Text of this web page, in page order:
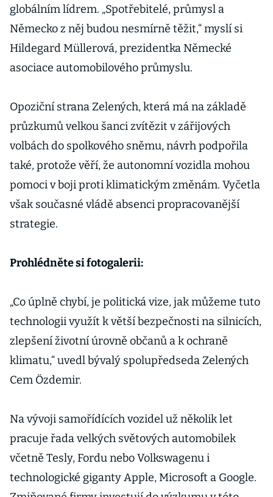
globálním lídrem. „Spotřebitelé, průmysl a
Německo z něj budou nesmírně těžit,“ myslí si
Hildegard Müllerová, prezidentka Německé
asociace automobilového průmyslu.
Opoziční strana Zelených, která má na základě
průzkumů velkou šanci zvítězit v zářijových
volbách do spolkového sněmu, návrh podpořila
také, protože věří, že autonomní vozidla mohou
pomoci v boji proti klimatickým změnám. Vyčetla
však současné vládě absenci propracovanější
strategie.
Prohlédněte si fotogalerii:
„Co úplně chybí, je politická vize, jak můžeme tuto
technologii využít k větší bezpečnosti na silnicích,
zlepšení životní úrovně občanů a k ochraně
klimatu,“ uvedl bývalý spolupředseda Zelených
Cem Özdemir.
Na vývoji samořídících vozidel už několik let
pracuje řada velkých světových automobilek
včetně Tesly, Fordu nebo Volkswagenu i
technologické giganty Apple, Microsoft a Google.